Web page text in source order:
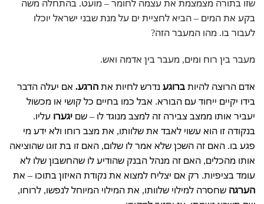
שזו בתורה מצמצמת את עצמה לחומר – מועט. בהתחלה משה
בקע את המים – הביא לחציית ים על מנת שבני ישראל יוכלו
לעבור בו. מהו המעבר הזה?
מעבר בין רוח ומים, מעבר בין אדמה ואש.
אדם הרוצה להיותברוגע נדרש לחיות אתהרגע. אם יעלה הדבר
בידו יקיים ייחוד עם הבורא. אבל כמו בחיים כל קושי או מכשול
יעביר אותו ממצב צבירה זה למצב מנוגד לו – שם יגערו עליו.
בנקודה זו הוא עשוי לאבד את שלוותו, את מצב רוחו ולא ידע מי
פגע בו. האם זה השכן שלא אמר לו שלום, האם זו בת זוגו שהוציאה
אותו מהכלים, האם זה מנהל הבנק שהודיע לו שהחשבון שלו לא
עומד בציפיות. רק אם יצליח למצוא את נקודת האיזון בתוכו – את
הערגה שחסרה למילוי שלוותו, את המילוי המיוחל לנפשו, לרוחו,